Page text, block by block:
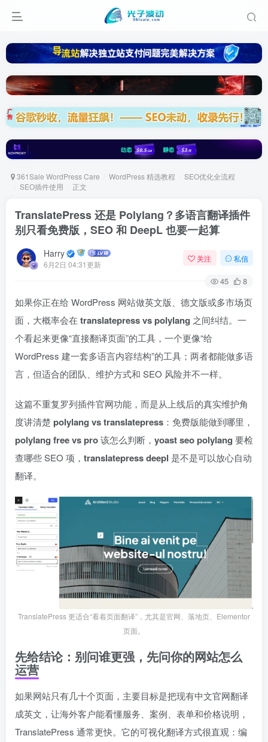
361Sale WordPress Care WordPress 精选教程
SEO优化全流程
SEO插件使用
正文
TranslatePress 还是 Polylang？多语言翻译插件
别只看免费版，SEO 和 DeepL 也要一起算
Harry
6月2日 04:31更新
关注 私信
45 8
如果你正在给 WordPress 网站做英文版、德文版或多市场页
面，大概率会在 translatepress vs polylang 之间纠结。一
个看起来更像“直接翻译页面”的工具，一个更像“给
WordPress 建一套多语言内容结构”的工具；两者都能做多语
言，但适合的团队、维护方式和 SEO 风险并不一样。
这篇不重复罗列插件官网功能，而是从上线后的真实维护角
度讲清楚 polylang vs translatepress ：免费版能做到哪里，
polylang free vs pro该怎么判断， yoast seo polylang 要检
查哪些 SEO 项， translatepress deepl 是不是可以放心自动
翻译。
TranslatePress 更适合“看着页面翻译”，尤其是官网、落地页、Elementor
页面。
先给结论：别问谁更强，先问你的网站怎么
运营
如果网站只有几十个页面，主要目标是把现有中文官网翻译
成英文，让海外客户能看懂服务、案例、表单和价格说明，
TranslatePress 通常更快。它的可视化翻译方式很直观：编